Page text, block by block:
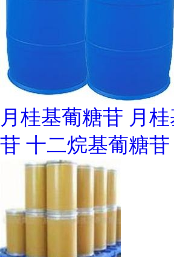
月桂基葡糖苷 月
苷 十二烷基葡糖苷